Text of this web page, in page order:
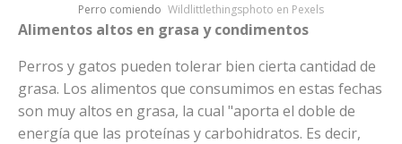
Perro comiendo Wildlittlethingsphoto en Pexels
Alimentos altos en grasa y condimentos
Perros y gatos pueden tolerar bien cierta cantidad de
grasa. Los alimentos que consumimos en estas fechas
son muy altos en grasa, la cual "aporta el doble de
energía que las proteínas y carbohidratos. Es decir,